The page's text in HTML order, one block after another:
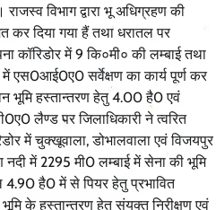
विभाग द्वारा भू अधिग्रहण की
कर दिया गया हैं तथा धरातल पर
कॉरिडोर में 9 कि०मी० की लम्बाई तथा
में एस0आई0ए0 सर्वेक्षण का कार्य पूर्ण कर
भूमि हस्तान्तरण हेतु 4.00 है0 एवं
लैण्ड पर जिलाधिकारी ने त्वरित
में चुक्खूवाला, डोभालवाला एवं विजयपुर
में 2295 मी0 लम्बाई में सेना की भूमि
है0 में से पियर हेतु प्रभावित
के हस्तान्तरण हेतु संयुक्त निरीक्षण एवं